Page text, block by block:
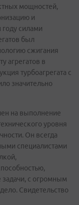
мощностей,
и
силами
был
сжигания
агрегатов в
турбоагрегата с
значительно
на выполнение
уровня
Он всегда
специалистами
с огромным
Свидетельство